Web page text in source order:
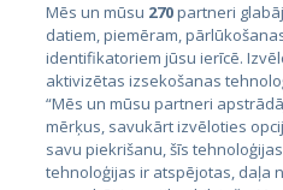
Valstis
Igaunija
Latvija
Lietuva
Mēs un mūsu 270partneri
datiem, piemēram,
identifikatoriem jūsu ierīcē.
aktivizētas izsekošanas
“Mēs un mūsu partneri
mērķus, savukārt izvēloties
savu piekrišanu, šīs
tehnoloģijas ir atspējotas, daļa